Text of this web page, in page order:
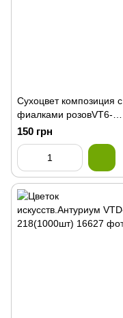
Сухоцвет композиция с
фиалками розовVT6-
12324(12шт
150 грн